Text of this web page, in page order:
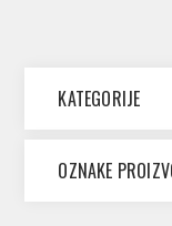
KATEGORIJE
OZNAKE